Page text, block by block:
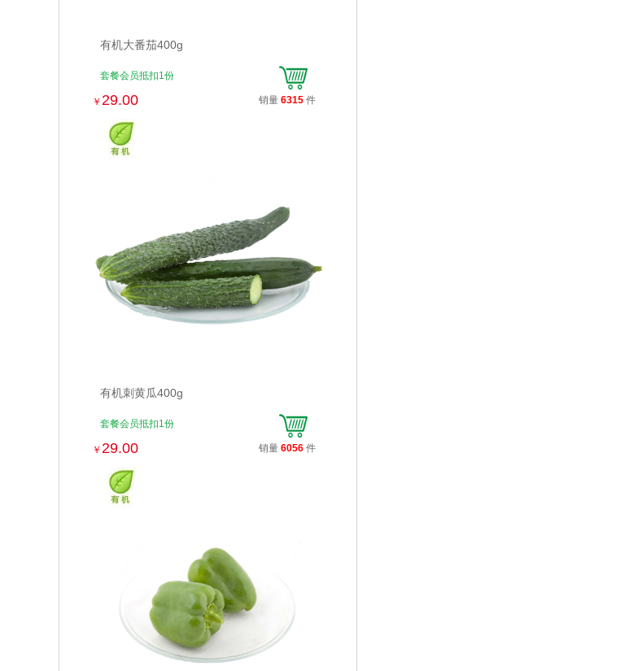
有机大番茄400g
套餐会员抵扣1份
￥ 29.00 销量 6315 件
有机刺黄瓜400g
套餐会员抵扣1份
￥ 29.00 销量 6056 件